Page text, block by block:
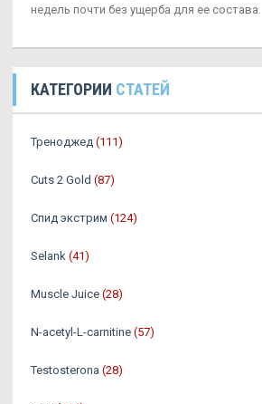
недель почти без ущерба для ее состава.
КАТЕГОРИИ СТАТЕЙ
Треноджед (111)
Cuts 2 Gold (87)
Спид экстрим (124)
Selank (41)
Muscle Juice (28)
N-acetyl-L-carnitine (57)
Testosterona (28)